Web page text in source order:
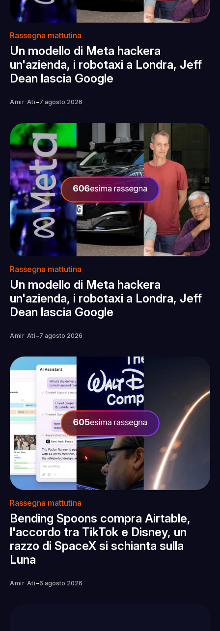
Rassegna mattutina
Un modello di Meta hackera
un'azienda, i robotaxi a Londra, Jeff
Dean lascia Google
Amir Ati -7 agosto 2026
Rassegna mattutina
Un modello di Meta hackera
un'azienda, i robotaxi a Londra, Jeff
Dean lascia Google
Amir Ati -7 agosto 2026
Rassegna mattutina
Bending Spoons compra Airtable,
l'accordo tra TikTok e Disney, un
razzo di SpaceX si schianta sulla
Luna
Amir Ati -6 agosto 2026